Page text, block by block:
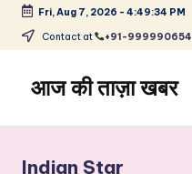
Skip
content
Fri, Aug 7, 2026 - 4:49:34 PM
Contact at +91-
आज की ताज़ा खबर
ताज़ा
Indian Star